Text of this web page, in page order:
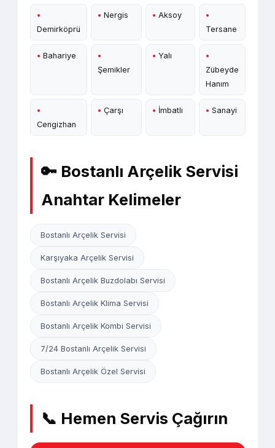
•
Demirköprü
• Nergis • Aksoy
•
Tersane
• Bahariye
•
Şemikler
• Yalı
•
Zübeyde
Hanım
•
Cengizhan
• Çarşı • İmbatlı • Sanayi
🔑 Bostanlı Arçelik Servisi
Anahtar Kelimeler
Bostanlı Arçelik Servisi
Karşıyaka Arçelik Servisi
Bostanlı Arçelik Buzdolabı Servisi
Bostanlı Arçelik Klima Servisi
Bostanlı Arçelik Kombi Servisi
7/24 Bostanlı Arçelik Servisi
Bostanlı Arçelik Özel Servisi
📞 Hemen Servis Çağırın